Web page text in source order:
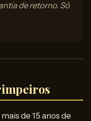
de retorno. Só
de 15 anos de